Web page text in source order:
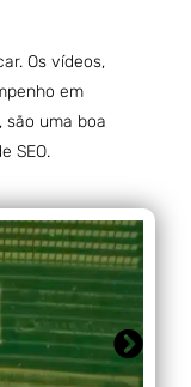
Os vídeos,
em
são uma boa
SEO.